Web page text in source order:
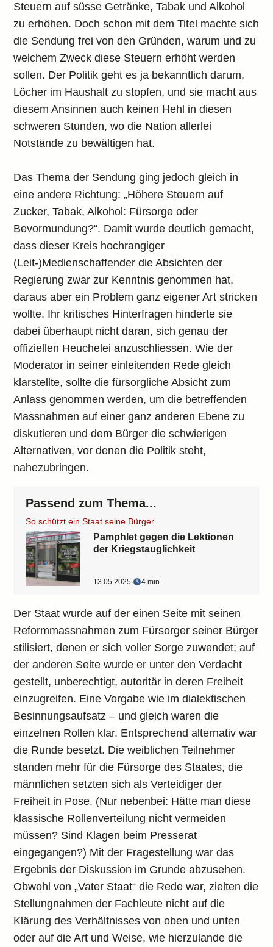
Steuern auf süsse Getränke, Tabak und Alkohol
zu erhöhen. Doch schon mit dem Titel machte sich
die Sendung frei von den Gründen, warum und zu
welchem Zweck diese Steuern erhöht werden
sollen. Der Politik geht es ja bekanntlich darum,
Löcher im Haushalt zu stopfen, und sie macht aus
diesem Ansinnen auch keinen Hehl in diesen
schweren Stunden, wo die Nation allerlei
Notstände zu bewältigen hat.
Das Thema der Sendung ging jedoch gleich in
eine andere Richtung: „Höhere Steuern auf
Zucker, Tabak, Alkohol: Fürsorge oder
Bevormundung?“. Damit wurde deutlich gemacht,
dass dieser Kreis hochrangiger
(Leit-)Medienschaffender die Absichten der
Regierung zwar zur Kenntnis genommen hat,
daraus aber ein Problem ganz eigener Art stricken
wollte. Ihr kritisches Hinterfragen hinderte sie
dabei überhaupt nicht daran, sich genau der
offiziellen Heuchelei anzuschliessen. Wie der
Moderator in seiner einleitenden Rede gleich
klarstellte, sollte die fürsorgliche Absicht zum
Anlass genommen werden, um die betreffenden
Massnahmen auf einer ganz anderen Ebene zu
diskutieren und dem Bürger die schwierigen
Alternativen, vor denen die Politik steht,
nahezubringen.
Passend zum Thema...
So schützt ein Staat seine Bürger
Pamphlet gegen die Lektionen
der Kriegstauglichkeit
13.05.2025‧ 4 min.
Der Staat wurde auf der einen Seite mit seinen
Reformmassnahmen zum Fürsorger seiner Bürger
stilisiert, denen er sich voller Sorge zuwendet; auf
der anderen Seite wurde er unter den Verdacht
gestellt, unberechtigt, autoritär in deren Freiheit
einzugreifen. Eine Vorgabe wie im dialektischen
Besinnungsaufsatz – und gleich waren die
einzelnen Rollen klar. Entsprechend alternativ war
die Runde besetzt. Die weiblichen Teilnehmer
standen mehr für die Fürsorge des Staates, die
männlichen setzten sich als Verteidiger der
Freiheit in Pose. (Nur nebenbei: Hätte man diese
klassische Rollenverteilung nicht vermeiden
müssen? Sind Klagen beim Presserat
eingegangen?) Mit der Fragestellung war das
Ergebnis der Diskussion im Grunde abzusehen.
Obwohl von „Vater Staat“ die Rede war, zielten die
Stellungnahmen der Fachleute nicht auf die
Klärung des Verhältnisses von oben und unten
oder auf die Art und Weise, wie hierzulande die